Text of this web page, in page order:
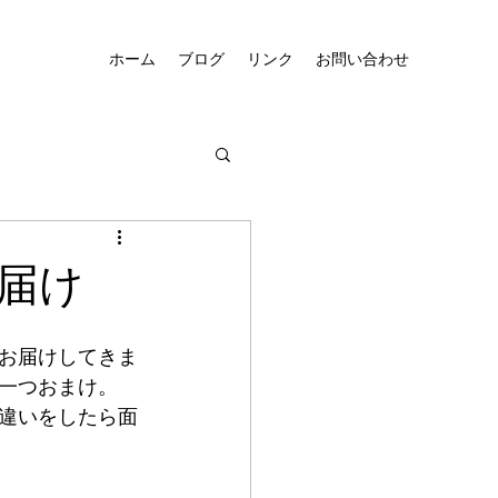
ホーム ブログ リンク お問い合わせ
け
届けしてきま
つおまけ。
いをしたら面